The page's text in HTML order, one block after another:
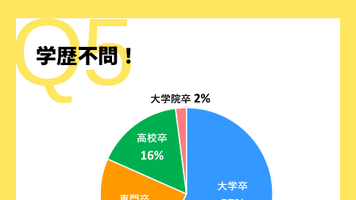
学歴不問！